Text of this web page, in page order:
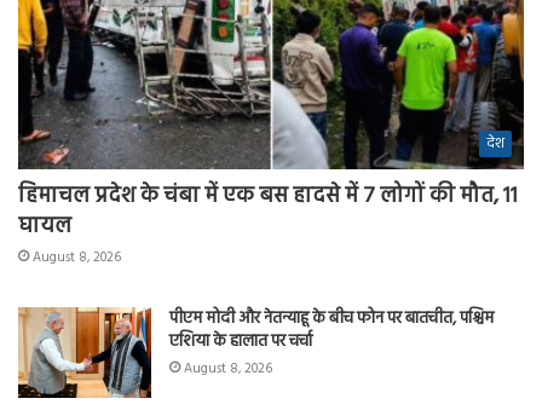
देश
हिमाचल प्रदेश के चंबा में एक बस हादसे में 7 लोगों की मौत, 11
घायल
August 8, 2026
पीएम मोदी और नेतन्याहू के बीच फोन पर बातचीत, पश्चिम
एशिया के हालात पर चर्चा
August 8, 2026